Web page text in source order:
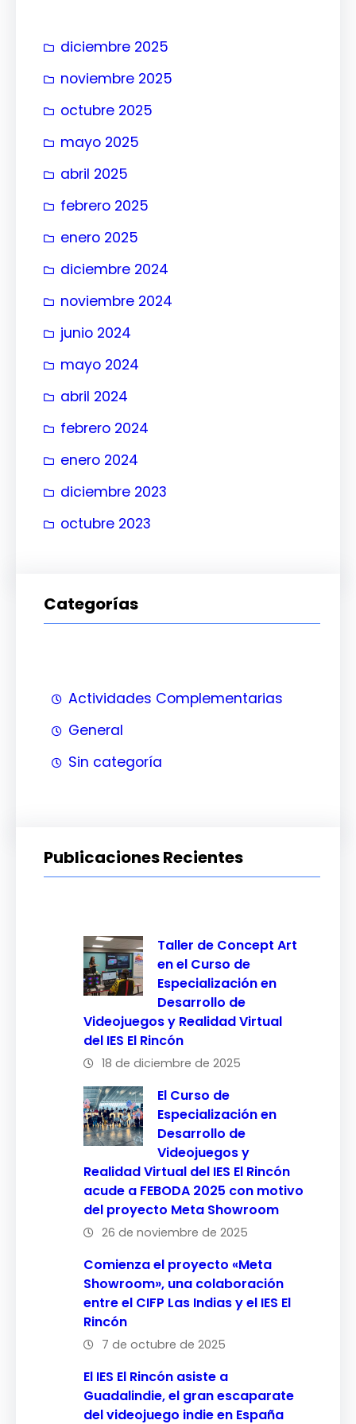
diciembre 2025
noviembre 2025
octubre 2025
mayo 2025
abril 2025
febrero 2025
enero 2025
diciembre 2024
noviembre 2024
junio 2024
mayo 2024
abril 2024
febrero 2024
enero 2024
diciembre 2023
octubre 2023
Categorías
Actividades Complementarias
General
Sin categoría
Publicaciones Recientes
Taller de Concept Art
en el Curso de
Especialización en
Desarrollo de
Videojuegos y Realidad Virtual
del IES El Rincón
18 de diciembre de 2025
El Curso de
Especialización en
Desarrollo de
Videojuegos y
Realidad Virtual del IES El Rincón
acude a FEBODA 2025 con motivo
del proyecto Meta Showroom
26 de noviembre de 2025
Comienza el proyecto «Meta
Showroom», una colaboración
entre el CIFP Las Indias y el IES El
Rincón
7 de octubre de 2025
El IES El Rincón asiste a
Guadalindie, el gran escaparate
del videojuego indie en España